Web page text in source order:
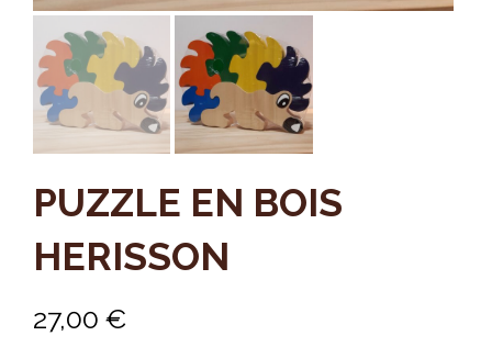
PUZZLE EN BOIS
HERISSON
27,00 €